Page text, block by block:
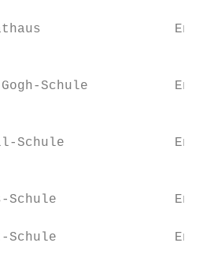
Schule
Schule
Schule
Schule